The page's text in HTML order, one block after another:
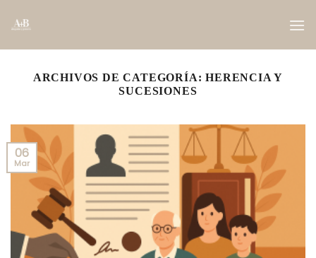
ARCHIVOS DE CATEGORÍA:HERENCIA Y
SUCESIONES
06
Mar